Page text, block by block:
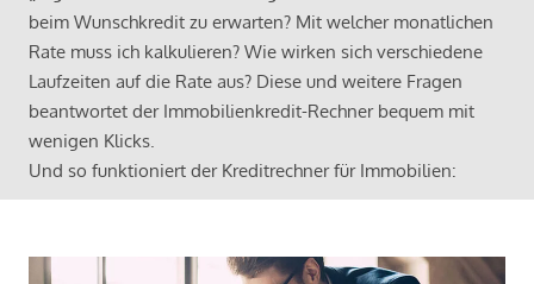
beim Wunschkredit zu erwarten? Mit welcher monatlichen
Rate muss ich kalkulieren? Wie wirken sich verschiedene
Laufzeiten auf die Rate aus? Diese und weitere Fragen
beantwortet der Immobilienkredit-Rechner bequem mit
wenigen Klicks.
Und so funktioniert der Kreditrechner für Immobilien: